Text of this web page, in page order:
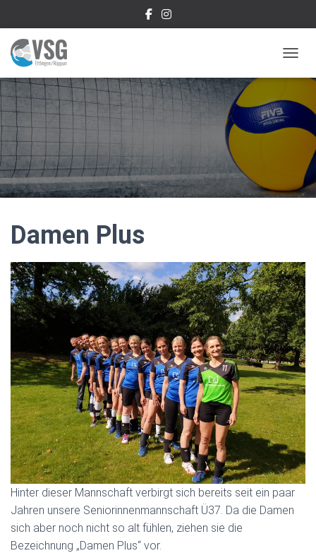
Damen Plus
Hinter dieser Mannschaft verbirgt sich bereits seit ein paar
Jahren unsere Seniorinnenmannschaft Ü37. Da die Damen
sich aber noch nicht so alt fühlen, ziehen sie die
Bezeichnung „Damen Plus“ vor.